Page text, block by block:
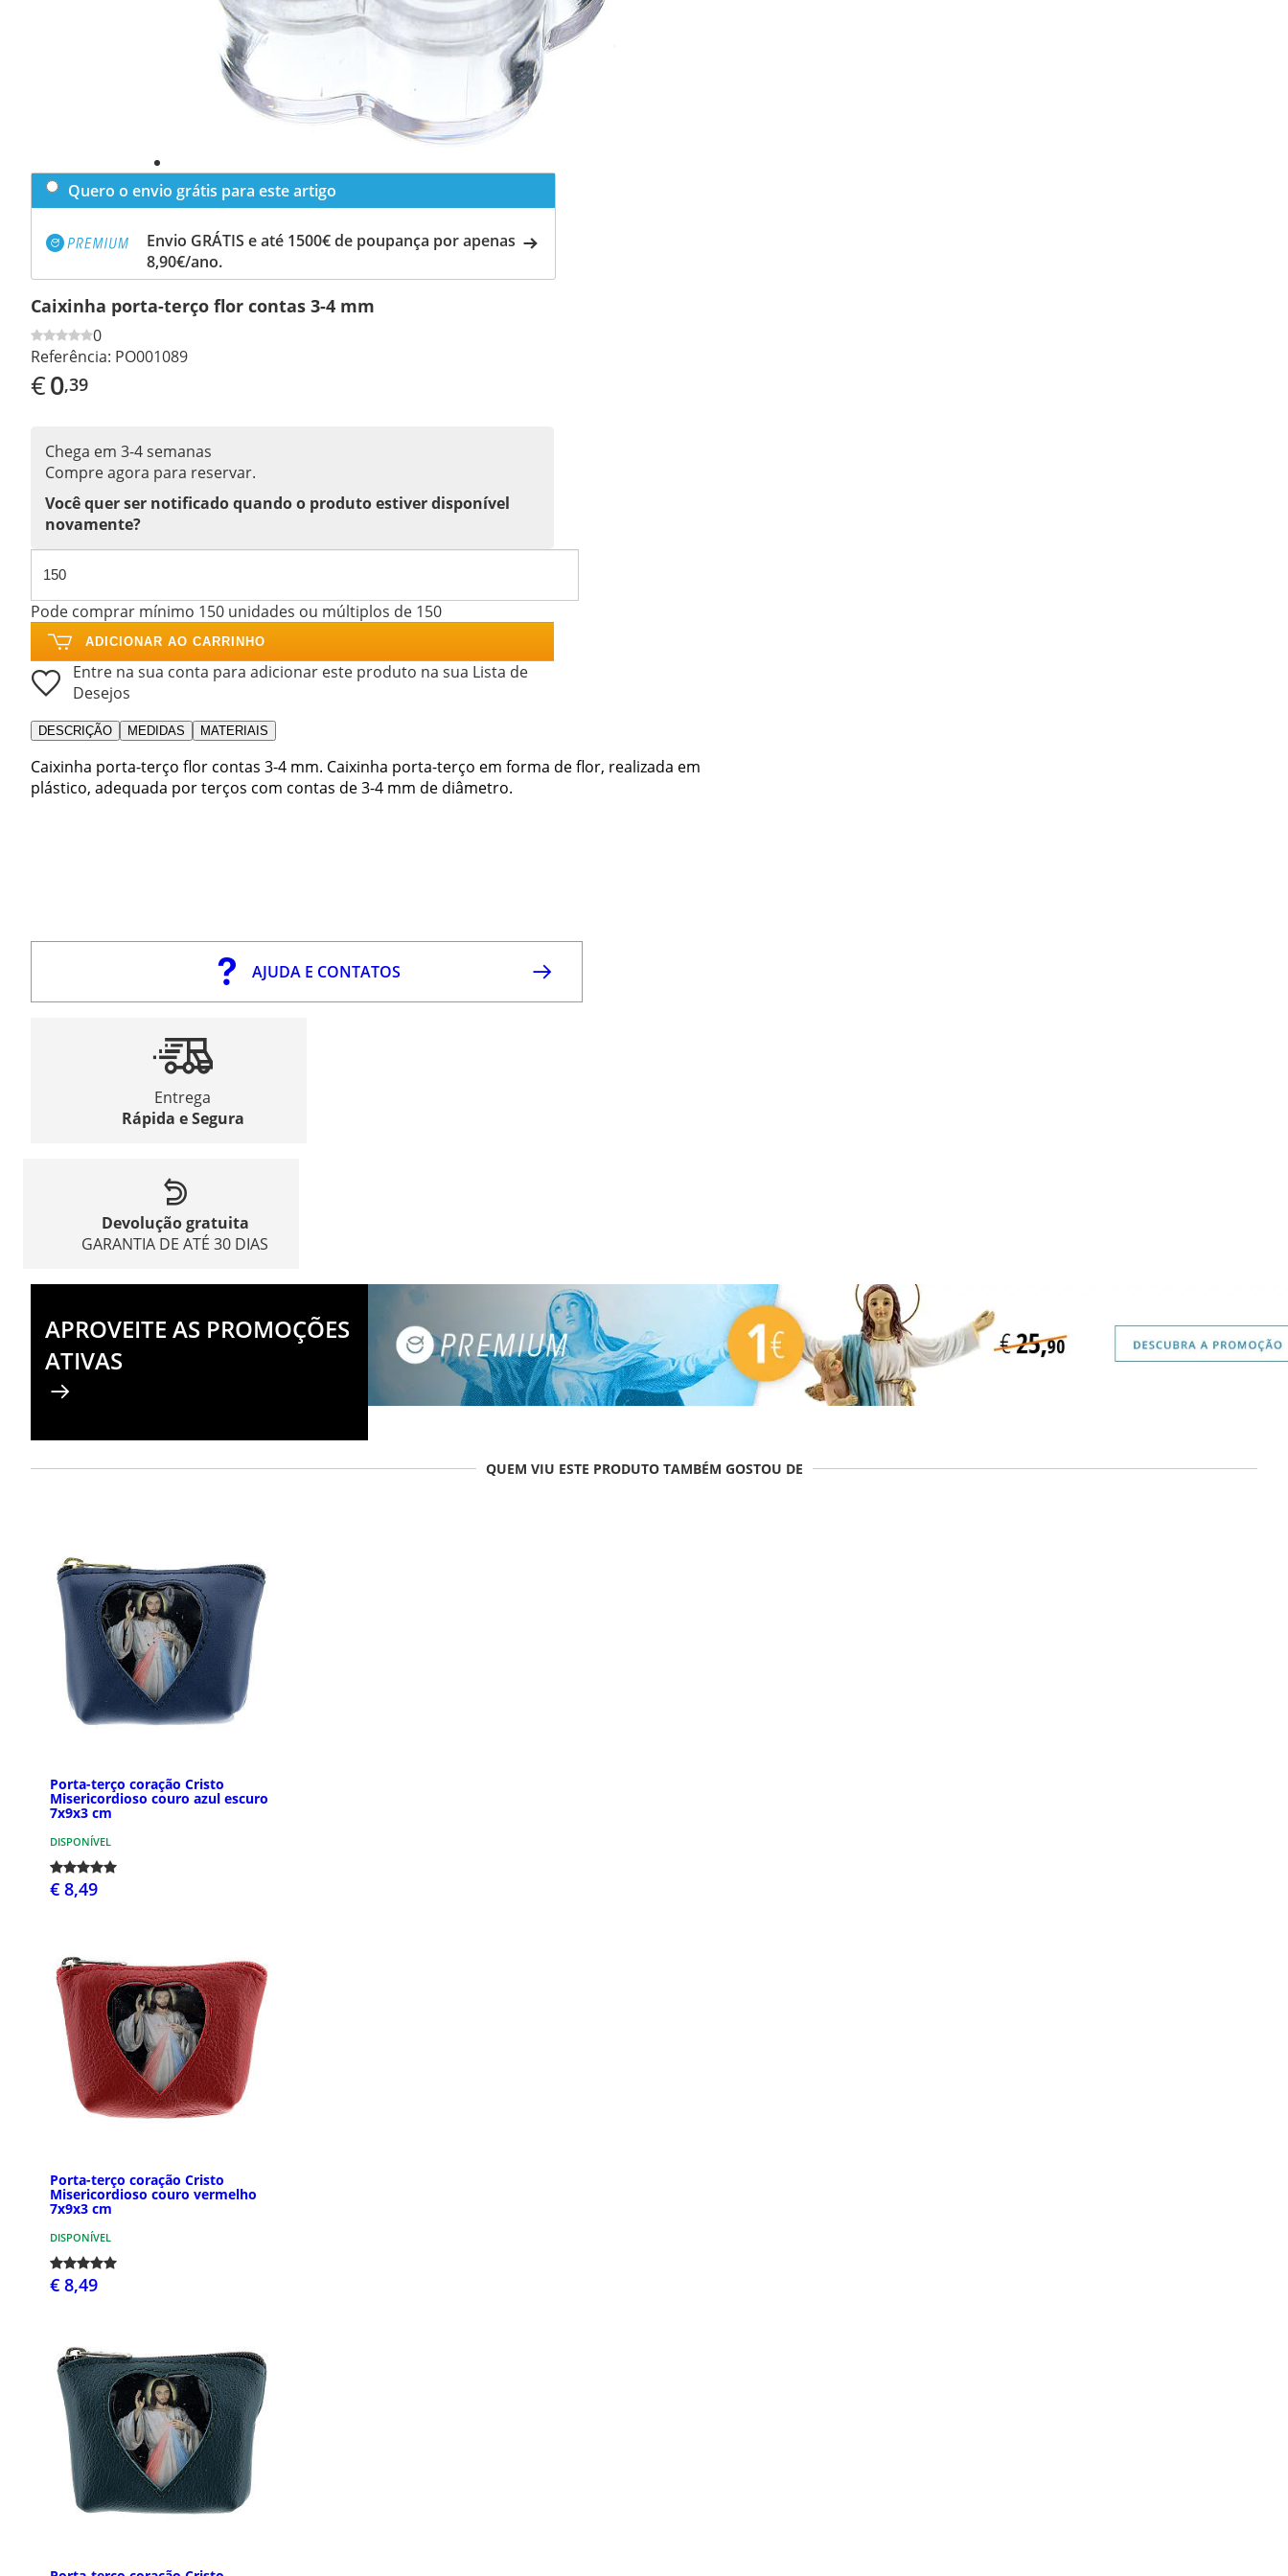
Quero o envio grátis para este artigo
Envio GRÁTIS e até 1500€ de poupança por apenas
8,90€/ano.
Caixinha porta-terço flor contas 3-4 mm
0
Referência: PO001089
€0,39
Chega em 3-4 semanas
Compre agora para reservar.
Você quer ser notificado quando o produto estiver disponível
novamente?
Pode comprar mínimo 150 unidades ou múltiplos de 150
ADICIONAR AO CARRINHO
Entre na sua conta para adicionar este produto na sua Lista de
Desejos
DESCRIÇÃO MEDIDAS MATERIAIS
Caixinha porta-terço flor contas 3-4 mm. Caixinha porta-terço em forma de flor, realizada em
plástico, adequada por terços com contas de 3-4 mm de diâmetro.
AJUDA E CONTATOS
Entrega
Rápida e Segura
Devolução gratuita
GARANTIA DE ATÉ 30 DIAS
APROVEITE AS PROMOÇÕES
ATIVAS
QUEM VIU ESTE PRODUTO TAMBÉM GOSTOU DE
Porta-terço coração Cristo
Misericordioso couro azul escuro
7x9x3 cm
DISPONÍVEL
€ 8,49
Porta-terço coração Cristo
Misericordioso couro vermelho
7x9x3 cm
DISPONÍVEL
€ 8,49